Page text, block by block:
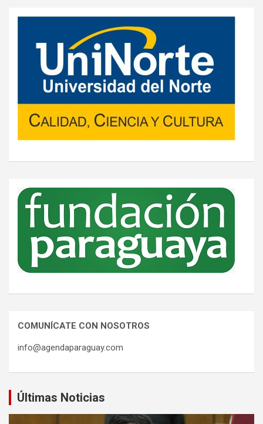
COMUNÍCATE CON NOSOTROS
info@agendaparaguay.com
Últimas Noticias